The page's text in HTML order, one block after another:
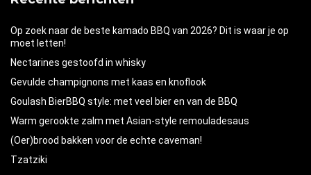
Op zoek naar de beste kamado BBQ van 2026? Dit is waar je op
moet letten!
Nectarines gestoofd in whisky
Gevulde champignons met kaas en knoflook
Goulash BierBBQ style: met veel bier en van de BBQ
Warm gerookte zalm met Asian-style remouladesaus
(Oer)brood bakken voor de echte caveman!
Tzatziki